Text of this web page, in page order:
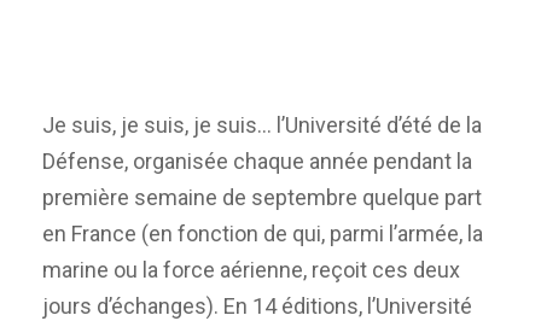
Je suis, je suis, je suis… l’Université d’été de la
Défense, organisée chaque année pendant la
première semaine de septembre quelque part
en France (en fonction de qui, parmi l’armée, la
marine ou la force aérienne, reçoit ces deux
jours d’échanges). En 14 éditions, l’Université